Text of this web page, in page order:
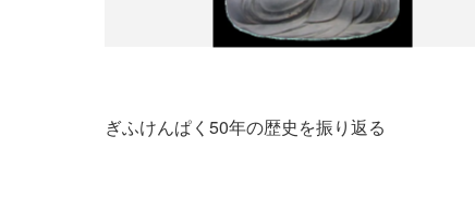
ぎふけんぱく50年の歴史を振り返る